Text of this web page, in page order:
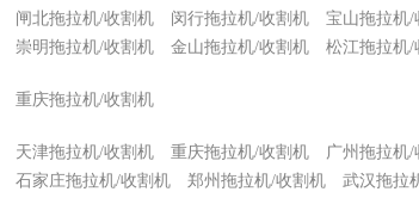
闸北拖拉机/收割机 闵行拖拉机/收割机 宝山拖拉机/
崇明拖拉机/收割机 金山拖拉机/收割机 松江拖拉机/
重庆拖拉机/收割机
天津拖拉机/收割机 重庆拖拉机/收割机 广州拖拉机/
石家庄拖拉机/收割机 郑州拖拉机/收割机 武汉拖拉